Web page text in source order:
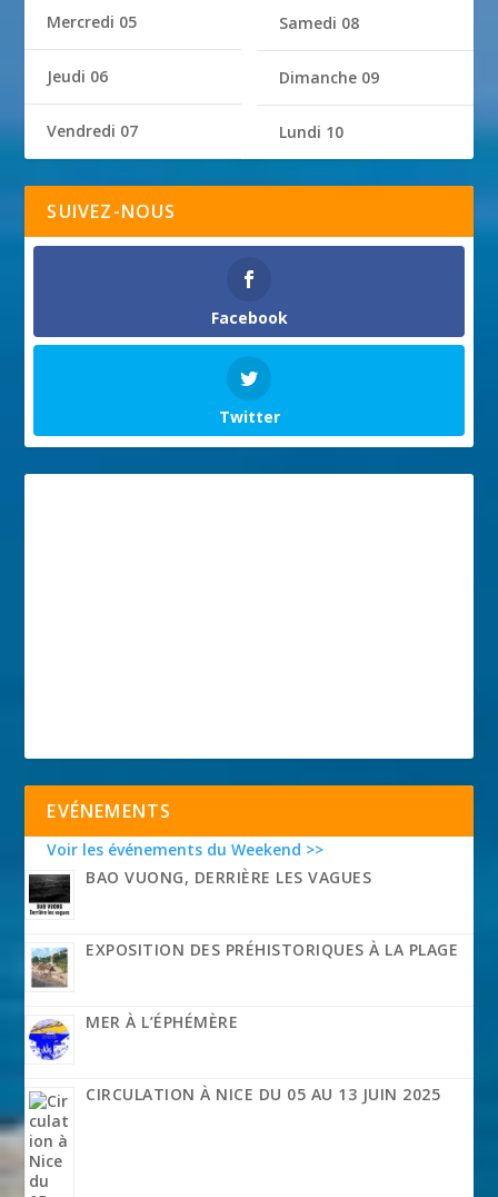
Mercredi 05
Jeudi 06
Vendredi 07
Samedi 08
Dimanche 09
Lundi 10
SUIVEZ-NOUS
Facebook
Twitter
EVÉNEMENTS
Voir les événements du Weekend >>
BAO VUONG, DERRIÈRE LES VAGUES
EXPOSITION DES PRÉHISTORIQUES À LA PLAGE
MER À L’ÉPHÉMÈRE
CIRCULATION À NICE DU 05 AU 13 JUIN 2025